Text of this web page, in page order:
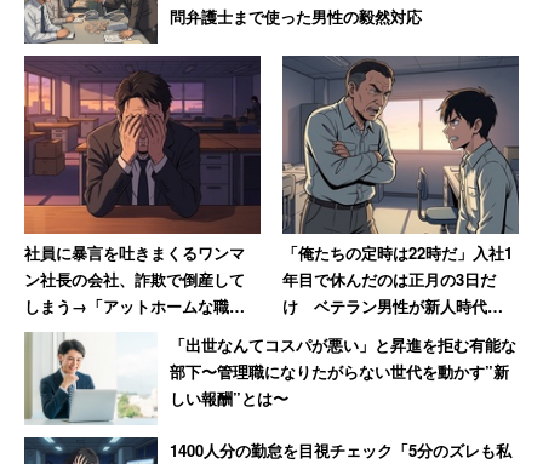
問弁護士まで使った男性の毅然対応
社員に暴言を吐きまくるワンマ
ン社長の会社、詐欺で倒産して
しまう→「アットホームな職場
だったのに」と社長が号泣
「俺たちの定時は22時だ」入社1
年目で休んだのは正月の3日だ
け ベテラン男性が新人時代に
目撃した“退職ドミノ”の現場
【前編】
「出世なんてコスパが悪い」と昇進を拒む有能な
部下〜管理職になりたがらない世代を動かす”新
しい報酬”とは〜
1400人分の勤怠を目視チェック「5分のズレも私